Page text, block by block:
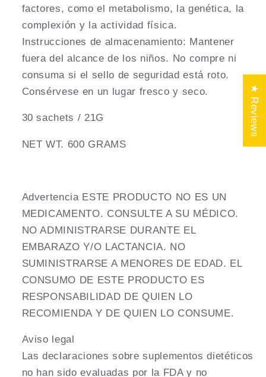
factores, como el metabolismo, la genética, la
complexión y la actividad física.
Instrucciones de almacenamiento: Mantener
fuera del alcance de los niños. No compre ni
consuma si el sello de seguridad está roto.
Consérvese en un lugar fresco y seco.
30 sachets / 21G
NET WT. 600 GRAMS
Advertencia ESTE PRODUCTO NO ES UN
MEDICAMENTO. CONSULTE A SU MÉDICO.
NO ADMINISTRARSE DURANTE EL
EMBARAZO Y/O LACTANCIA. NO
SUMINISTRARSE A MENORES DE EDAD. EL
CONSUMO DE ESTE PRODUCTO ES
RESPONSABILIDAD DE QUIEN LO
RECOMIENDA Y DE QUIEN LO CONSUME.
Aviso legal
Las declaraciones sobre suplementos dietéticos
no han sido evaluadas por la FDA y no
★ Reviews